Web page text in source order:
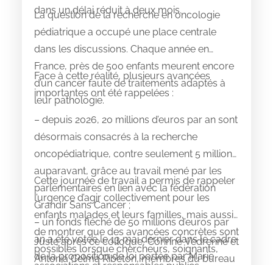
dans un délai réduit à deux mois.
La question de la recherche en oncologie
pédiatrique a occupé une place centrale
dans les discussions. Chaque année en
France, près de 500 enfants meurent encore
d’un cancer faute de traitements adaptés à
leur pathologie.
Face à cette réalité, plusieurs avancées
importantes ont été rappelées :
– depuis 2026, 20 millions d’euros par an sont
désormais consacrés à la recherche
oncopédiatrique, contre seulement 5 millions
auparavant, grâce au travail mené par les
parlementaires en lien avec la fédération
Grandir Sans Cancer ;
– un fonds fléché de 50 millions d’euros par
an a été votée le 13 mai dernier dans le cadre
de la proposition de loi portée par Marie
Cette journée de travail a permis de rappeler
l’urgence d’agir collectivement pour les
enfants malades et leurs familles, mais aussi
de montrer que des avancées concrètes sont
possibles lorsque chercheurs, soignants,
Juste après ce colloque, Corinne Vedrenne et
Antonia Celma Ribeton, membres du bureau